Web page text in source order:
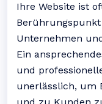
Ihre Website ist
Unternehmen
Ein
und
unerlässlich, um